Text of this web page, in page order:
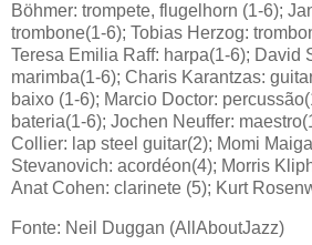
Böhmer: trompete, flugelhorn (1-6);
trombone(1-6); Tobias Herzog:
Teresa Emilia Raff: harpa(1-6); David
marimba(1-6); Charis Karantzas:
baixo (1-6); Marcio Doctor:
bateria(1-6); Jochen Neuffer:
Collier: lap steel guitar(2); Momi
Stevanovich: acordéon(4); Morris
Anat Cohen: clarinete (5); Kurt
Fonte: Neil Duggan (AllAboutJazz)